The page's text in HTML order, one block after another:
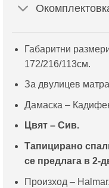
Габаритни
172/216/113см.
За двулицев
Дамаска –
Цвят – Сив.
Тапицирано
се предлага в 2-
Произход –